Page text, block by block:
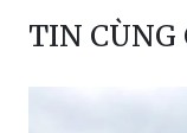
TIN CÙNG